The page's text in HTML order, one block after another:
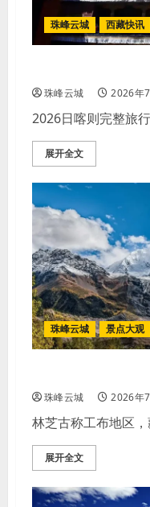
珠峰云城 西藏快讯
珠峰云城 2026年
2026日喀则完整旅
展开全文
珠峰云城 景点大观
珠峰云城 2026年
林芝古称工布地区
展开全文